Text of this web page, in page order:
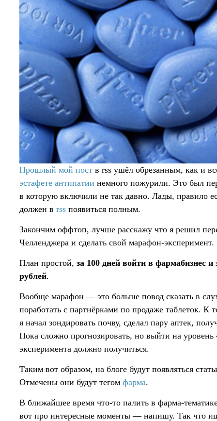
Прошлый мой пост в rss ушёл обрезанным, как и
эстафете антипатии немного пожурили. Это был
в которую включили не так давно. Лады, правило
должен в rss появиться полным.
Закончим оффтоп, лучше расскажу что я решил
Челленджера и сделать свой марафон-эксперимент.
План простой, за 100 дней войти в фармабизнес и
рублей.
Вообще марафон — это больше повод сказать в
поработать с партнёрками по продаже таблеток. К
я начал зондировать почву, сделал пару аптек,
Пока сложно прогнозировать, но выйти на
эксперимента должно получиться.
Таким вот образом, на блоге будут появляться
Отмечены они будут тегом фарма.
В ближайшее время что-то палить в фарма-
вот про интересные моменты — напишу. Так что